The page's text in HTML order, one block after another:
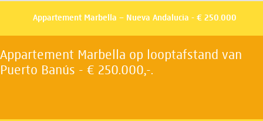
Appartement Marbella – Nueva Andalucia - € 250.000
Appartement Marbella op looptafstand van
Puerto Banús - € 250.000,-.